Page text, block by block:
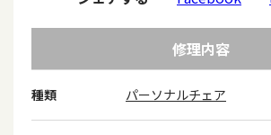
修理内容
種類 パーソナルチェア